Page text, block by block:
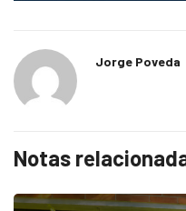
Jorge Poveda
Notas